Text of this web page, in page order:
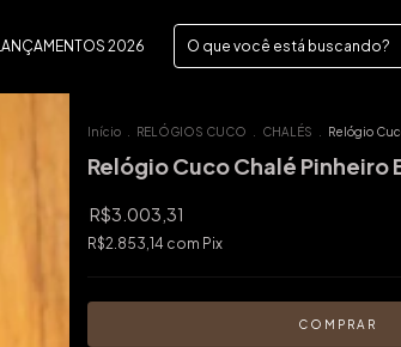
LANÇAMENTOS 2026
Início RELÓGIOS CUCO CHALÉS Relógio
Relógio Cuco Chalé Pinheiro
R$3.003,31
R$2.853,14 com Pix